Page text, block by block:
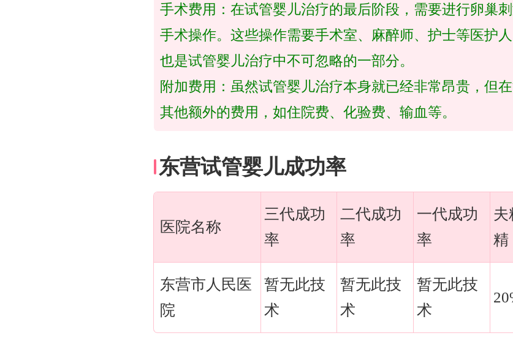
手术费用：在试管婴儿治疗的最后阶段，需要进行卵巢
手术操作。这些操作需要手术室、麻醉师、护士等医护
也是试管婴儿治疗中不可忽略的一部分。
附加费用：虽然试管婴儿治疗本身就已经非常昂贵，但
其他额外的费用，如住院费、化验费、输血等。
东营试管婴儿成功率
医院名称
三代成功
率
二代成功
率
一代成功
率
夫
精
东营市人民医
院
暂无此技
术
暂无此技
术
暂无此技
术